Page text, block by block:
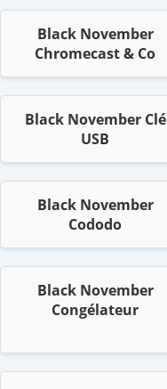
Black November
Chromecast & Co
Black November Clé
USB
Black November
Cododo
Black November
Congélateur